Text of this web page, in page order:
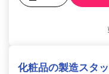
化粧品の製造スタ